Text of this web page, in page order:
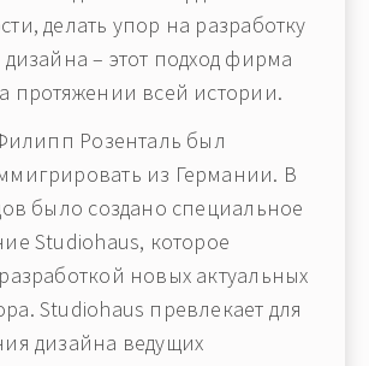
делать упор на разработку
дизайна – этот подход фирма
протяжении всей истории.
Розенталь был
из Германии. В
было создано специальное
Studiohaus, которое
новых актуальных
Studiohaus превлекает для
дизайна ведущих